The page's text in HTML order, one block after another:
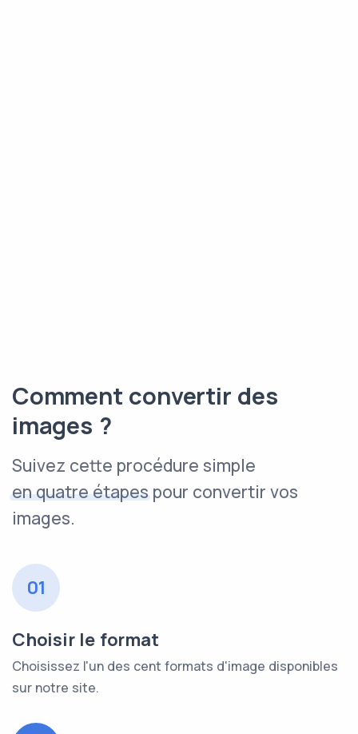
Comment convertir des
images ?
Suivez cette procédure simple
en quatre étapespour convertir vos
images.
01
Choisir le format
Choisissez l'un des cent formats d'image disponibles
sur notre site.